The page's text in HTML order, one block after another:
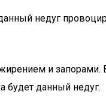
недуг
и
будет данный недуг.